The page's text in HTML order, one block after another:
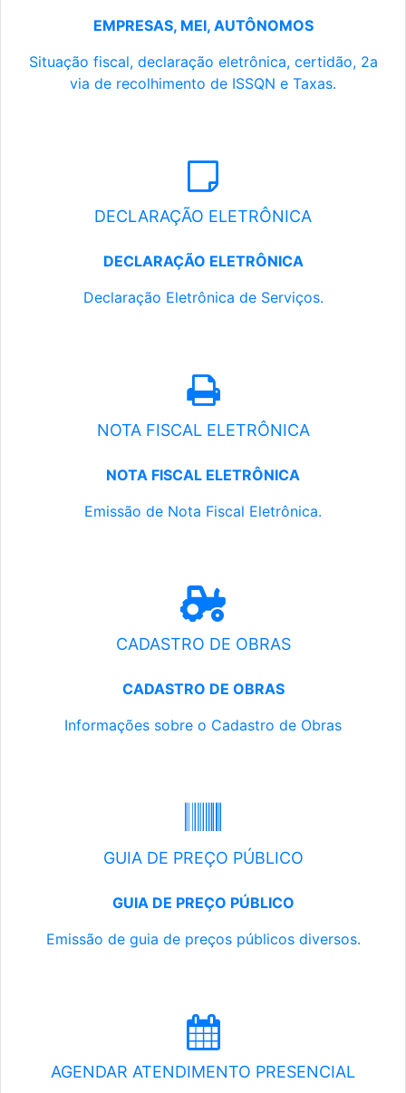
EMPRESAS, MEI, AUTÔNOMOS
Situação fiscal, declaração eletrônica, certidão, 2a
via de recolhimento de ISSQN e Taxas.
DECLARAÇÃO ELETRÔNICA
DECLARAÇÃO ELETRÔNICA
Declaração Eletrônica de Serviços.
NOTA FISCAL ELETRÔNICA
NOTA FISCAL ELETRÔNICA
Emissão de Nota Fiscal Eletrônica.
CADASTRO DE OBRAS
CADASTRO DE OBRAS
Informações sobre o Cadastro de Obras
GUIA DE PREÇO PÚBLICO
GUIA DE PREÇO PÚBLICO
Emissão de guia de preços públicos diversos.
AGENDAR ATENDIMENTO PRESENCIAL